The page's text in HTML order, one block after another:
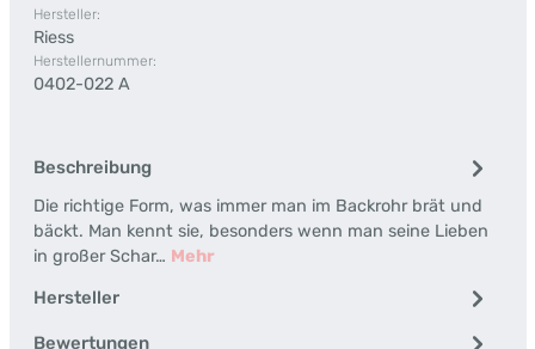
Hersteller:
Riess
Herstellernummer:
0402-022 A
Beschreibung
Die richtige Form, was immer man im Backrohr brät und
bäckt. Man kennt sie, besonders wenn man seine Lieben
in großer Schar… Mehr
Hersteller
Bewertungen